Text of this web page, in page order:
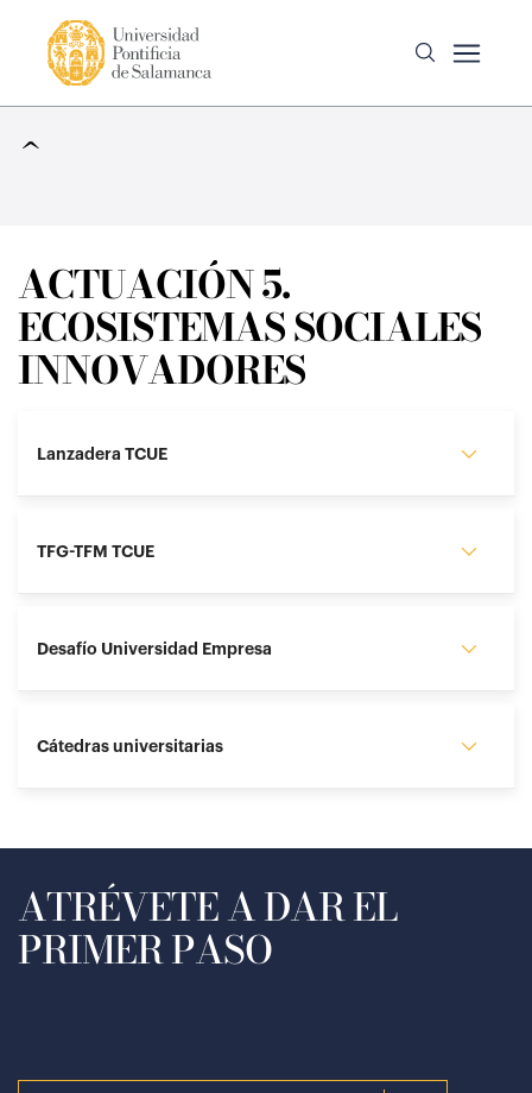
^
ACTUACIÓN 5.
ECOSISTEMAS SOCIALES
INNOVADORES
Lanzadera TCUE
TFG-TFM TCUE
Desafío Universidad Empresa
Cátedras universitarias
ATRÉVETE A DAR EL
PRIMER PASO